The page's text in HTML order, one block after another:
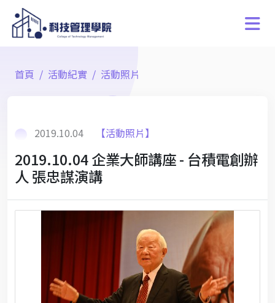
首頁 活動紀實 活動照片
2019.10.04 【活動照片】
2019.10.04 企業大師講座 - 台積電創辦
人 張忠謀演講